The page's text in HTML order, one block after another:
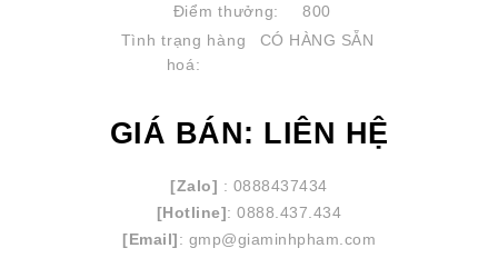
Điểm thưởng:
800
Tình trạng hàng
hoá:
CÓ HÀNG SẴN
GIÁ BÁN: LIÊN HỆ
[Zalo] : 0888437434
[Hotline]: 0888.437.434
[Email]: gmp@giaminhpham.com